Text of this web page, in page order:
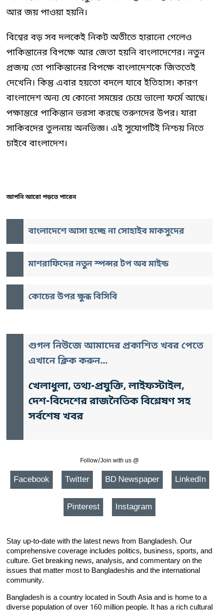
আর জয় পাওয়া হয়নি।
বিশ্বের বড় সব দলকেই নিকট অতীতে হারানো গেলেও
পাকিস্তানের বিপক্ষে আর জেতা হয়নি বাংলাদেশের। নতুন
প্রজন্ম তো পাকিস্তানের বিপক্ষে বাংলাদেশকে জিততেই
দেখেনি। কিন্তু এবার হয়তো বদলে যাবে ইতিহাস। কারণ
বাংলাদেশ অন্য যে কোনো সময়ের চেয়ে ভালো ফর্মে আছে।
পক্ষান্তরে পাকিস্তান ভরসা করছে তরুণদের উপর। যারা
সাকিবদের তুলনায় অনভিজ্ঞ। এই সুযোগটিই নিশ্চয় নিতে
চাইবে বাংলাদেশ।
আপনি আরো পড়তে পারেন
বাংলাদেশে আসা হচ্ছে না সোহাইব মাকসুদের
মাশরাফিদের নতুন স্পন্সর টপ অব মাইন্ড
কোচের উপর ক্ষুব্ধ বিসিবি
গুগল নিউজে আমাদের প্রকাশিত খবর পেতে
এখানে ক্লিক করুন...
খেলাধুলা, তথ্য-প্রযুক্তি, লাইফস্টাইল,
দেশ-বিদেশের রাজনৈতিক বিশ্লেষণ সহ
সর্বশেষ খবর
Follow/Join with us @
Facebook Twitter BD Newspaper LinkedIn
Pinterest Instagram
Stay up-to-date with the latest news from Bangladesh. Our
comprehensive coverage includes politics, business, sports, and
culture. Get breaking news, analysis, and commentary on the
issues that matter most to Bangladeshis and the international
community.
Bangladesh is a country located in South Asia and is home to a
diverse population of over 160 million people. It has a rich cultural